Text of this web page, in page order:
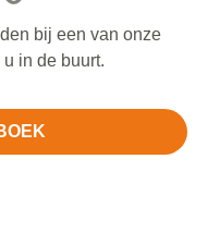
bij een van onze
in de buurt.